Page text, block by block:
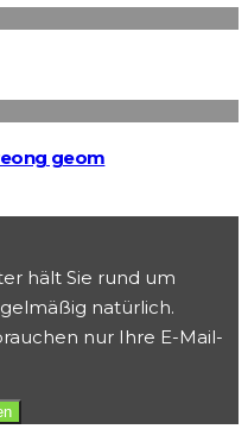
geom
hält Sie rund um
natürlich.
nur Ihre E-Mail-